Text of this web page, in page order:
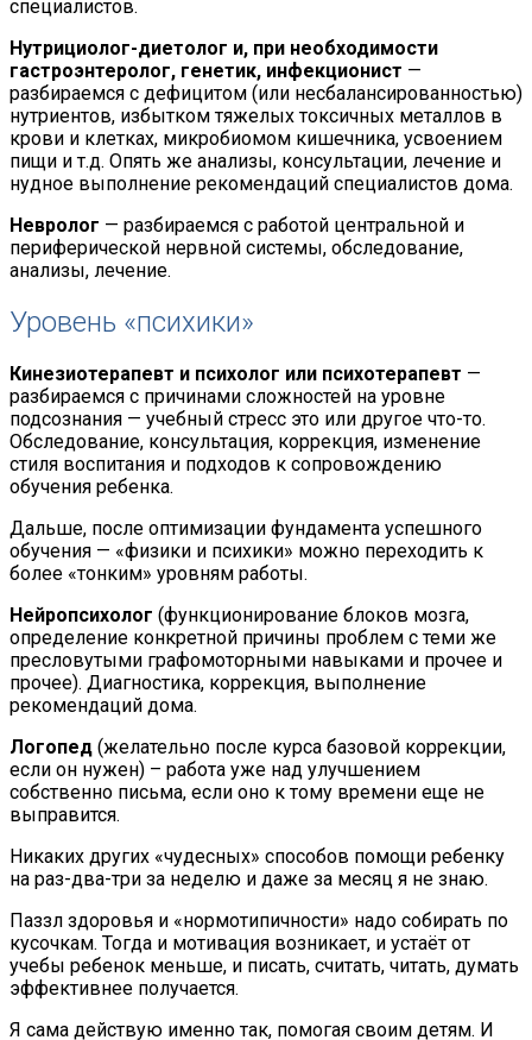
специалистов.
Нутрициолог-диетолог и, при необходимости
гастроэнтеролог, генетик, инфекционист —
разбираемся с дефицитом (или несбалансированностью)
нутриентов, избытком тяжелых токсичных металлов в
крови и клетках, микробиомом кишечника, усвоением
пищи и т.д. Опять же анализы, консультации, лечение и
нудное выполнение рекомендаций специалистов дома.
Невролог — разбираемся с работой центральной и
периферической нервной системы, обследование,
анализы, лечение.
Уровень «психики»
Кинезиотерапевт и психолог или психотерапевт —
разбираемся с причинами сложностей на уровне
подсознания — учебный стресс это или другое что-то.
Обследование, консультация, коррекция, изменение
стиля воспитания и подходов к сопровождению
обучения ребенка.
Дальше, после оптимизации фундамента успешного
обучения — «физики и психики» можно переходить к
более «тонким» уровням работы.
Нейропсихолог (функционирование блоков мозга,
определение конкретной причины проблем с теми же
пресловутыми графомоторными навыками и прочее и
прочее). Диагностика, коррекция, выполнение
рекомендаций дома.
Логопед (желательно после курса базовой коррекции,
если он нужен) – работа уже над улучшением
собственно письма, если оно к тому времени еще не
выправится.
Никаких других «чудесных» способов помощи ребенку
на раз-два-три за неделю и даже за месяц я не знаю.
Паззл здоровья и «нормотипичности» надо собирать по
кусочкам. Тогда и мотивация возникает, и устаёт от
учебы ребенок меньше, и писать, считать, читать, думать
эффективнее получается.
Я сама действую именно так, помогая своим детям. И